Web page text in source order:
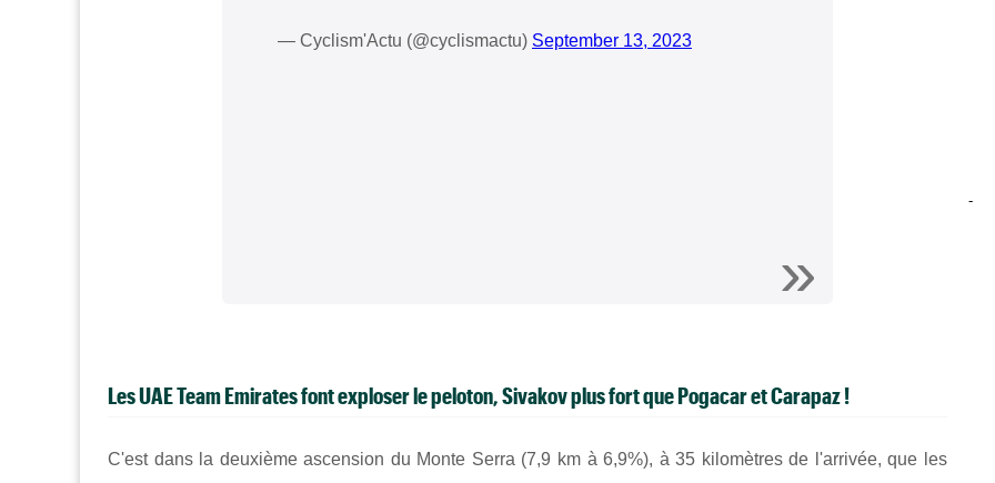
— Cyclism'Actu (@cyclismactu) September 13, 2023
Les UAE Team Emirates font exploser le peloton, Sivakov plus fort que Pogacar et Carapaz !
C'est dans la deuxième ascension du Monte Serra (7,9 km à 6,9%), à 35 kilomètres de l'arrivée, que les
-